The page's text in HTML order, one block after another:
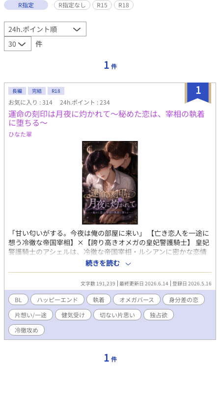
R指定
R指定なし R15 R18
件
1 件
1
長編 完結 R18
お気に入り : 314 24h.ポイント : 234
運命の刻印は月夜に灼かれて〜秘めた恋は、宰相の執着
に堕ちる〜
ひなた翠
「甘い匂いがする。今夜は俺の部屋に来い」 【亡き恋人を一途に
想う冷徹な帝国宰相】×【誇り高きオメガの皇妃警護騎士】 皇妃
警護騎士のアシェルは、冷徹な帝国宰相・ルシアンに密かな恋情
を抱いていた。しかし、ルシアンの胸にあるのは、三年前に契り
を交わした亡き恋人への消えぬ愛だけ。 実るはずのない恋だった
が、視察先の夜、アシェルは薬が効かずに猛烈な『ヒート』を発
症してしまう。オメガの匂いに誘われ現れたルシアンは、部下の
体調管理のための「処置」と言い放ち、アシェルを寝台へ押し倒
した。 激しい律動に啼き、ルシアンの凶暴な熱に蕩かされていく
肉体。 「二度と、あの方の綺麗な心を汚さない」と夜明けに懺悔
し、完璧な騎士に戻ろうとするアシェルだったが、ルシアンは再
び彼を夜の部屋へと誘い――。 壊れるほどの抑制剤で本能を殺そ
続きを読む
文字数 191,239 最終更新日 2026.6.14 登録日 2026.5.16
BL ハッピーエンド 執着 オメガバース
身分差の恋
片想い/一途
健気受け 切ない片思い
独占欲
冷徹攻め
1 件